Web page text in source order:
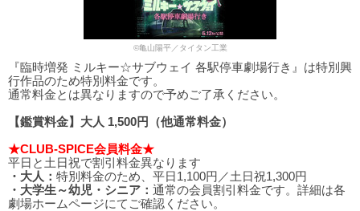
©亀山陽平／タイタン工業
『臨時増発 ミルキー☆サブウェイ 各駅停車劇場行き』は特別興
行作品のため特別料金です。
通常料金とは異なりますので予めご了承ください。
【鑑賞料金】大人 1,500円（他通常料金）
★CLUB-SPICE会員料金★
平日と土日祝で割引料金異なります
・大人： 特別料金のため、平日1,100円／土日祝1,300円
・大学生～幼児・シニア： 通常の会員割引料金です。詳細は各
劇場ホームページにてご確認ください。